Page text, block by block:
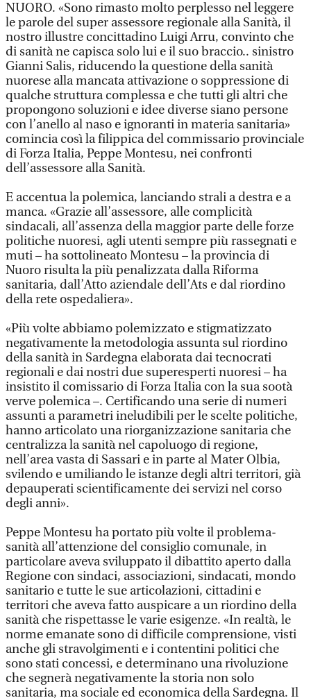
NUORO. «Sono rimasto molto perplesso nel leggere
le parole del super assessore regionale alla Sanità, il
nostro illustre concittadino Luigi Arru, convinto che
di sanità ne capisca solo lui e il suo braccio.. sinistro
Gianni Salis, riducendo la questione della sanità
nuorese alla mancata attivazione o soppressione di
qualche struttura complessa e che tutti gli altri che
propongono soluzioni e idee diverse siano persone
con l’anello al naso e ignoranti in materia sanitaria»
comincia così la filippica del commissario provinciale
di Forza Italia, Peppe Montesu, nei confronti
dell’assessore alla Sanità.
E accentua la polemica, lanciando strali a destra e a
manca. «Grazie all’assessore, alle complicità
sindacali, all’assenza della maggior parte delle forze
politiche nuoresi, agli utenti sempre più rassegnati e
muti – ha sottolineato Montesu – la provincia di
Nuoro risulta la più penalizzata dalla Riforma
sanitaria, dall’Atto aziendale dell’Ats e dal riordino
della rete ospedaliera».
«Più volte abbiamo polemizzato e stigmatizzato
negativamente la metodologia assunta sul riordino
della sanità in Sardegna elaborata dai tecnocrati
regionali e dai nostri due superesperti nuoresi – ha
insistito il comissario di Forza Italia con la sua sootà
verve polemica –. Certificando una serie di numeri
assunti a parametri ineludibili per le scelte politiche,
hanno articolato una riorganizzazione sanitaria che
centralizza la sanità nel capoluogo di regione,
nell’area vasta di Sassari e in parte al Mater Olbia,
svilendo e umiliando le istanze degli altri territori, già
depauperati scientificamente dei servizi nel corso
degli anni».
Peppe Montesu ha portato più volte il problema-
sanità all’attenzione del consiglio comunale, in
particolare aveva sviluppato il dibattito aperto dalla
Regione con sindaci, associazioni, sindacati, mondo
sanitario e tutte le sue articolazioni, cittadini e
territori che aveva fatto auspicare a un riordino della
sanità che rispettasse le varie esigenze. «In realtà, le
norme emanate sono di difficile comprensione, visti
anche gli stravolgimenti e i contentini politici che
sono stati concessi, e determinano una rivoluzione
che segnerà negativamente la storia non solo
sanitaria, ma sociale ed economica della Sardegna. Il